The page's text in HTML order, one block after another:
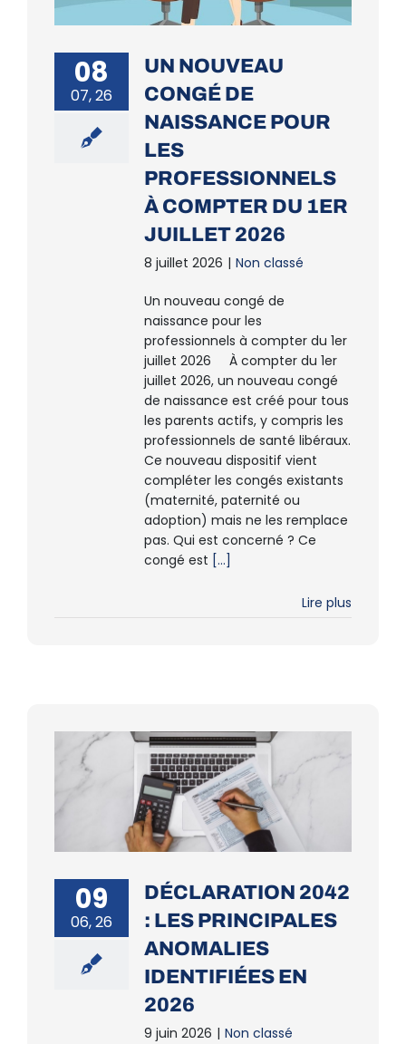
08
07, 26
UN NOUVEAU
CONGÉ DE
NAISSANCE POUR
LES
PROFESSIONNELS
À COMPTER DU 1ER
JUILLET 2026
8 juillet 2026 | Non classé
Un nouveau congé de
naissance pour les
professionnels à compter du 1er
juillet 2026 À compter du 1er
juillet 2026, un nouveau congé
de naissance est créé pour tous
les parents actifs, y compris les
professionnels de santé libéraux.
Ce nouveau dispositif vient
compléter les congés existants
(maternité, paternité ou
adoption) mais ne les remplace
pas. Qui est concerné ? Ce
congé est [...]
Lire plus
09
06, 26
DÉCLARATION 2042
: LES PRINCIPALES
ANOMALIES
IDENTIFIÉES EN
2026
9 juin 2026 | Non classé